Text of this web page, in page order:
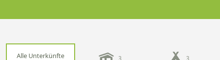
Alle Unterkünfte 3 3